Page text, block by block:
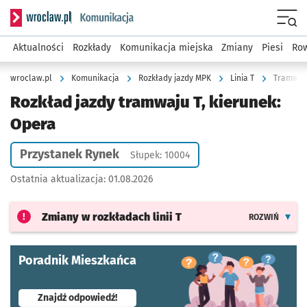
Serwis informacyjny wroclaw.pl podserwis: Komunikacja
Aktualności Rozkłady Komunikacja miejska Zmiany Piesi
wroclaw.pl Komunikacja Rozkłady jazdy MPK Linia T Tramwaj
Rozkład jazdy tramwaju T, kierunek:
Opera
Przystanek Rynek Słupek: 10004
Ostatnia aktualizacja: 01.08.2026
Zmiany w rozkładach linii T ROZWIŃ
Poradnik Mieszkańca
Znajdź odpowiedź!- otworzy się w nowej karcie